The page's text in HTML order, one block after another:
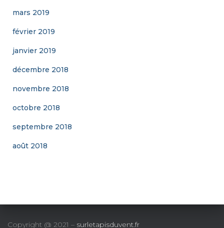
mars 2019
février 2019
janvier 2019
décembre 2018
novembre 2018
octobre 2018
septembre 2018
août 2018
Copyright @ 2021 – surletapisduvent.fr